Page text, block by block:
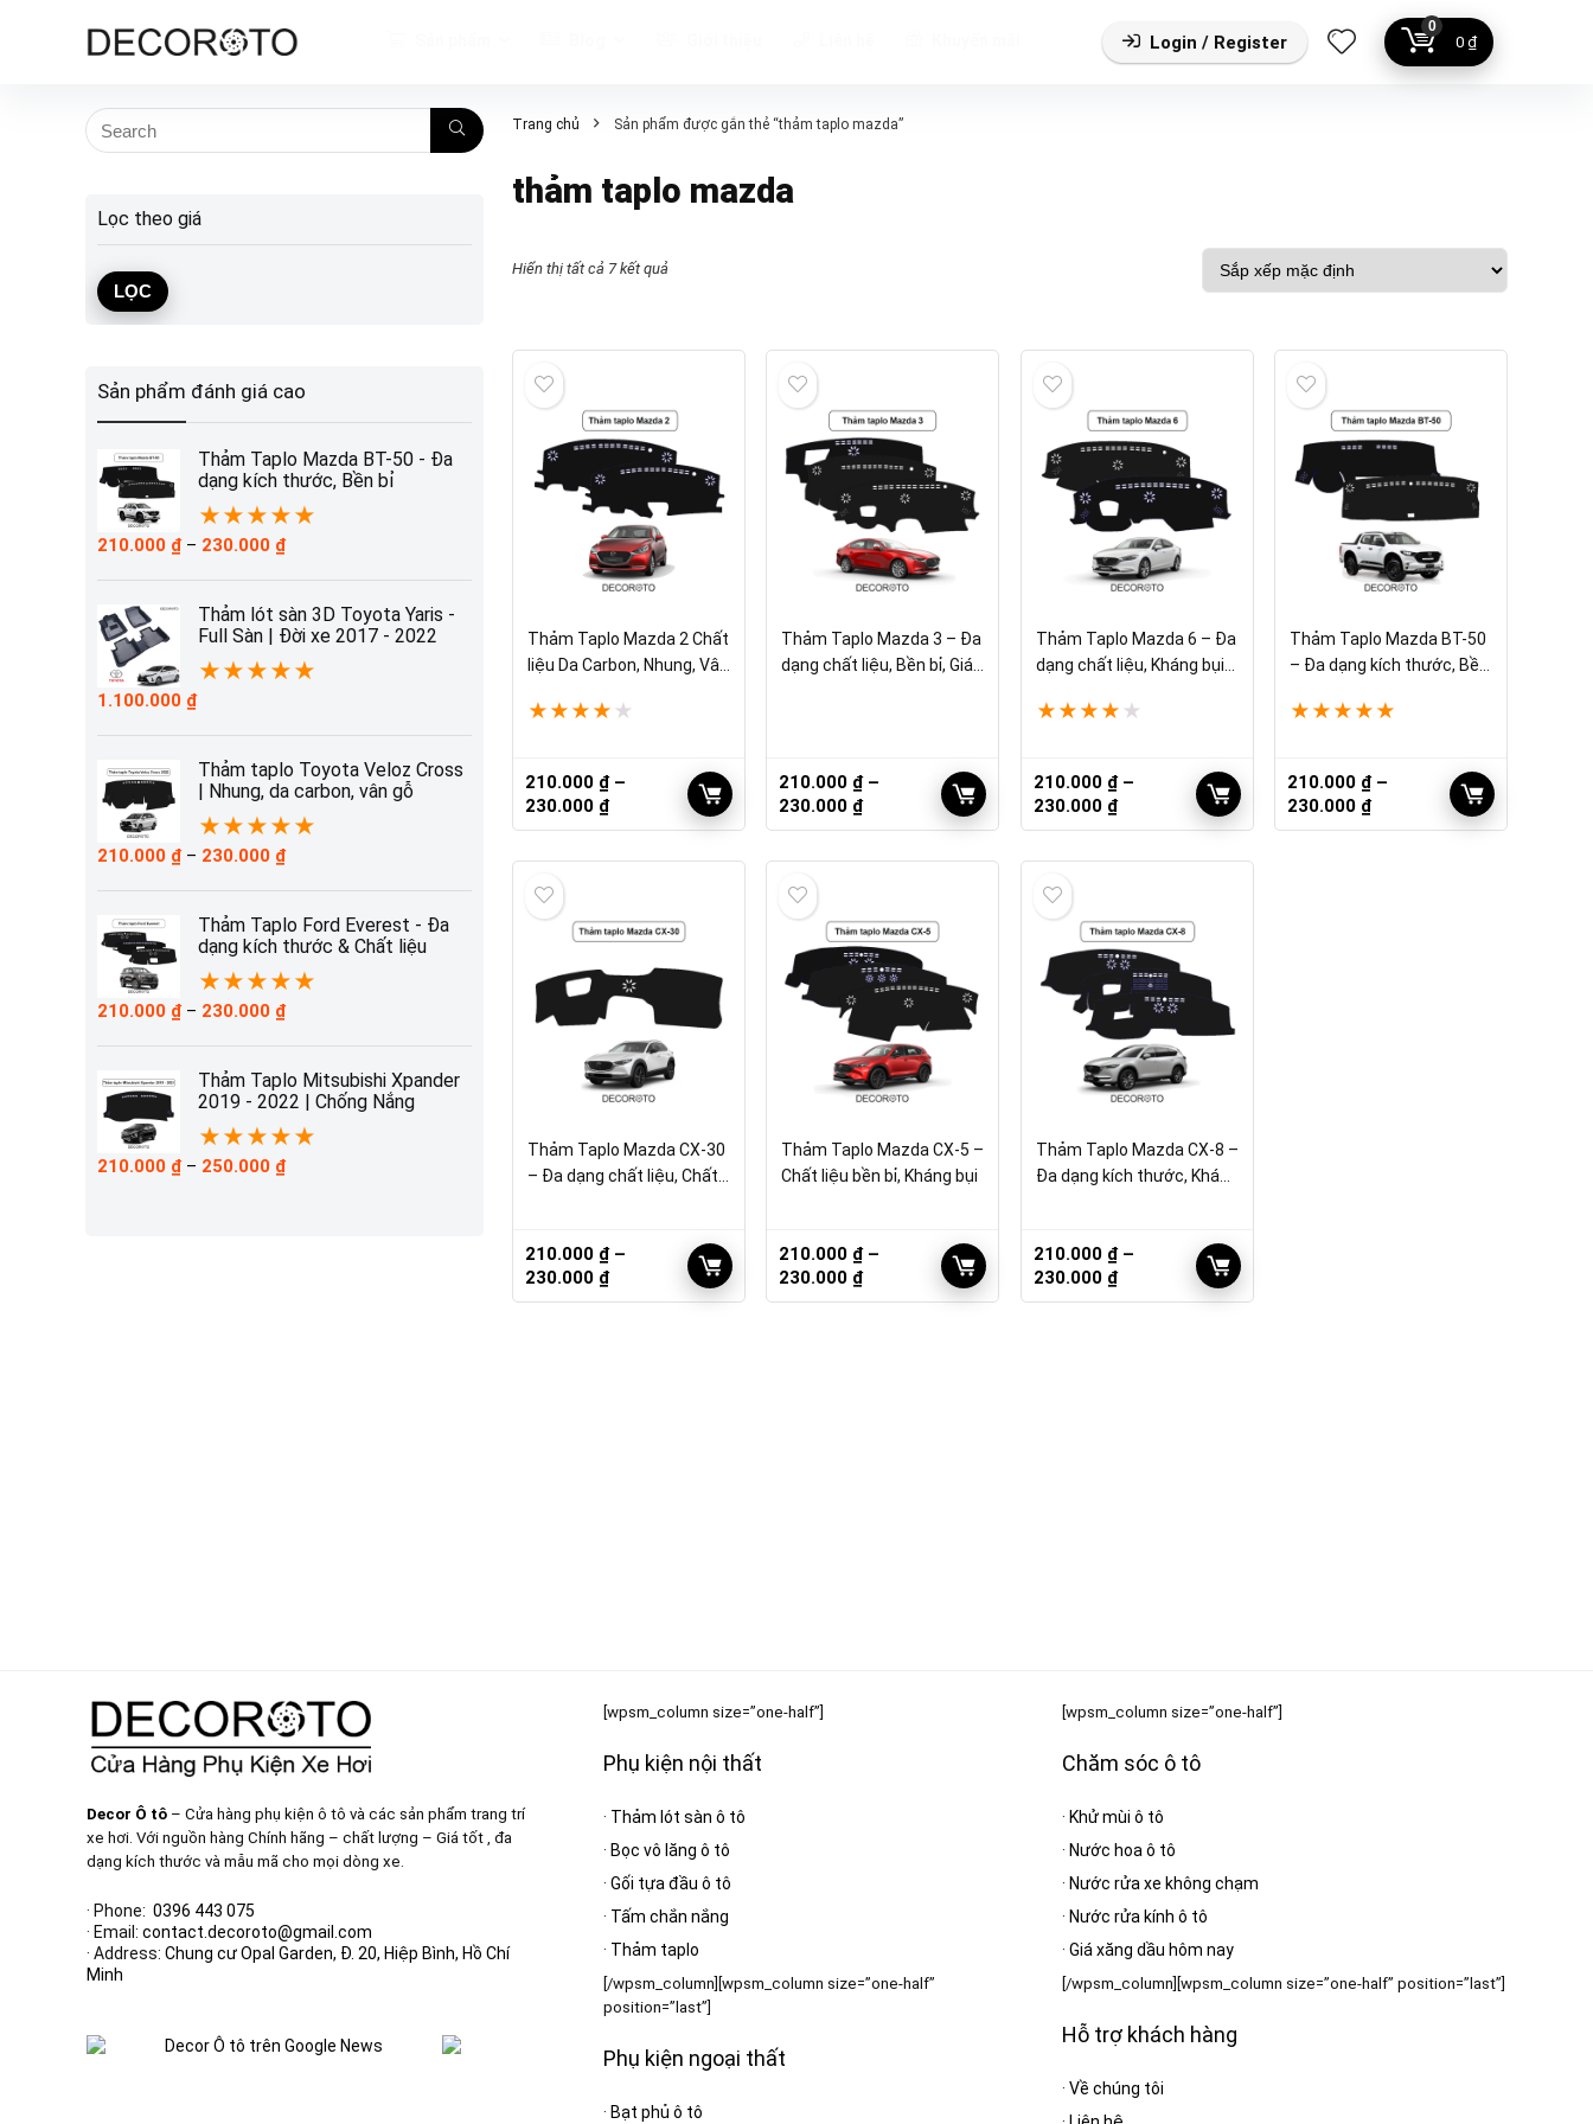
Login / Register
0
0 ₫
Lọc theo giá
LỌC
Sản phẩm đánh giá cao
Thảm Taplo Mazda BT-50 - Đa
dạng kích thước, Bền bỉ
★★★★★
210.000 ₫ – 230.000 ₫Khoảng
từ
210.000 ₫
đến
Thảm lót sàn 3D Toyota Yaris -
Full Sàn | Đời xe 2017 - 2022
★★★★★
1.100.000 ₫
Thảm taplo Toyota Veloz Cross
| Nhung, da carbon, vân gỗ
★★★★★
210.000 ₫ – 230.000 ₫Khoảng
từ
210.000 ₫
đến
Thảm Taplo Ford Everest - Đa
dạng kích thước & Chất liệu
★★★★★
210.000 ₫ – 230.000 ₫Khoảng
từ
210.000 ₫
đến
230.000 ₫
Thảm Taplo Mitsubishi Xpander
2019 - 2022 | Chống Nắng
★★★★★
210.000 ₫ – 250.000 ₫Khoảng
Trang chủ Sản phẩm được gắn thẻ “thảm taplo mazda”
thảm taplo mazda
Hiển thị tất cả 7 kết quả
Thảm Taplo Mazda 2 Chất
liệu Da Carbon, Nhung, Vân
★ ★ ★ ★ ★
210.000 ₫ –
230.000 ₫Khoảng
giá:
230.000 ₫
Thảm Taplo Mazda 3 – Đa
dạng chất liệu, Bền bỉ, Giá
210.000 ₫ –
230.000 ₫Khoảng
giá:
230.000 ₫
Thảm Taplo Mazda 6 – Đa
dạng chất liệu, Kháng bụi
★ ★ ★ ★ ★
210.000 ₫ –
230.000 ₫Khoảng
giá:
230.000 ₫
Thảm Taplo Mazda BT-50
– Đa dạng kích thước, Bền
★ ★ ★ ★ ★
210.000 ₫ –
230.000 ₫Khoảng
giá:
Thảm Taplo Mazda CX-30
– Đa dạng chất liệu, Chất
210.000 ₫ –
230.000 ₫Khoảng
giá:
Thảm Taplo Mazda CX-5 –
Chất liệu bền bỉ, Kháng bụi
210.000 ₫ –
230.000 ₫Khoảng
giá:
Thảm Taplo Mazda CX-8 –
Đa dạng kích thước, Kháng
210.000 ₫ –
230.000 ₫Khoảng
giá:
Decor Ô tô– Cửa hàng phụ kiện ô tô và các sản phẩm trang trí
xe hơi. Với nguồn hàng Chính hãng – chất lượng – Giá tốt , đa
dạng kích thước và mẫu mã cho mọi dòng xe.
· Phone: 0396 443 075
· Email: contact.decoroto@gmail.com
· Address: Chung cư Opal Garden, Đ. 20, Hiệp Bình, Hồ Chí
Minh
[wpsm_column size=”one-half”]
Phụ kiện nội thất
· Thảm lót sàn ô tô
· Bọc vô lăng ô tô
·Gối tựa đầu ô tô
· Tấm chắn nắng
· Thảm taplo
[/wpsm_column][wpsm_column size=”one-half”
position=”last”]
Phụ kiện ngoại thất
· Bạt phủ ô tô
[wpsm_column size=”one-half”]
Chăm sóc ô tô
· Khử mùi ô tô
· Nước hoa ô tô
· Nước rửa xe không chạm
· Nước rửa kính ô tô
·Giá xăng dầu hôm nay
[/wpsm_column][wpsm_column size=”one-half” position=”last”]
Hỗ trợ khách hàng
·Về chúng tôi